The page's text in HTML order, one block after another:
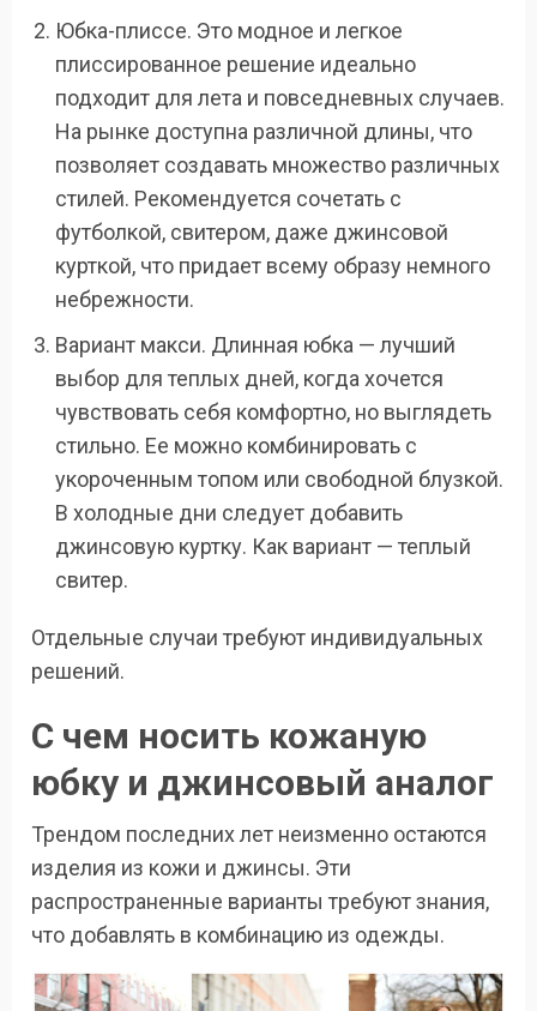
Юбка-плиссе. Это модное и легкое
плиссированное решение идеально
подходит для лета и повседневных случаев.
На рынке доступна различной длины, что
позволяет создавать множество различных
стилей. Рекомендуется сочетать с
футболкой, свитером, даже джинсовой
курткой, что придает всему образу немного
небрежности.
Вариант макси. Длинная юбка — лучший
выбор для теплых дней, когда хочется
чувствовать себя комфортно, но выглядеть
стильно. Ее можно комбинировать с
укороченным топом или свободной блузкой.
В холодные дни следует добавить
джинсовую куртку. Как вариант — теплый
свитер.
Отдельные случаи требуют индивидуальных
решений.
С чем носить кожаную
юбку и джинсовый аналог
Трендом последних лет неизменно остаются
изделия из кожи и джинсы. Эти
распространенные варианты требуют знания,
что добавлять в комбинацию из одежды.